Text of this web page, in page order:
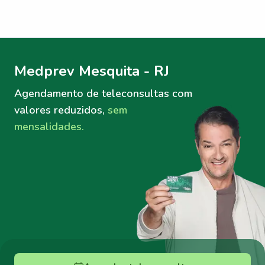
Medprev Mesquita - RJ
Agendamento de teleconsultas com
valores reduzidos, sem
mensalidades.